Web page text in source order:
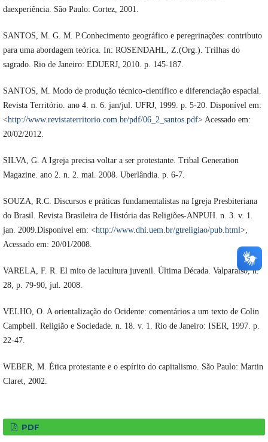
daexperiência. São Paulo: Cortez, 2001.
SANTOS, M. G. M. P.Conhecimento geográfico e peregrinações: contributo
para uma abordagem teórica. In: ROSENDAHL, Z.(Org.). Trilhas do
sagrado. Rio de Janeiro: EDUERJ, 2010. p. 145-187.
SANTOS, M. Modo de produção técnico-científico e diferenciação espacial.
Revista Território. ano 4. n. 6. jan/jul. UFRJ, 1999. p. 5-20. Disponível em:
<http://www.revistaterritorio.com.br/pdf/06_2_santos.pdf> Acessado em:
20/02/2012.
SILVA, G. A Igreja precisa voltar a ser protestante. Tribal Generation
Magazine. ano 2. n. 2. mai. 2008. Uberlândia. p. 6-7.
SOUZA, R.C. Discursos e práticas fundamentalistas na Igreja Presbiteriana
do Brasil. Revista Brasileira de História das Religiões-ANPUH. n. 3. v. 1.
jan. 2009.Disponível em: <http://www.dhi.uem.br/gtreligiao/pub.html>,
Acessado em: 20/01/2008.
VARELA, F. R. El mito de lacultura juvenil. Última Década. Valparaíso, n.
28, p. 79-90, jul. 2008.
VELHO, O. A orientalização do Ocidente: comentários a um texto de Colin
Campbell. Religião e Sociedade. n. 18. v. 1. Rio de Janeiro: ISER, 1997. p.
22-47.
WEBER, M. Ética protestante e o espírito do capitalismo. São Paulo: Martin
Claret, 2002.
PDF